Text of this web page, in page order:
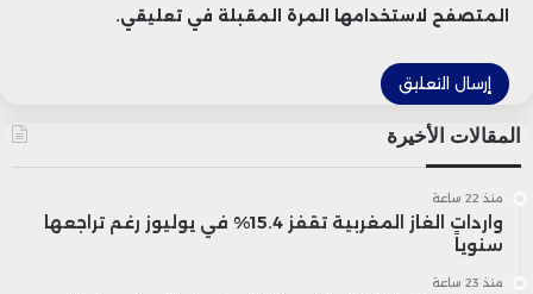
المتصفح لاستخدامها المرة المقبلة في تعليقي.
المقالات الأخيرة
منذ 22 ساعة
واردات الغاز المغربية تقفز 15.4% في يوليوز رغم تراجعها
سنوياً
منذ 23 ساعة